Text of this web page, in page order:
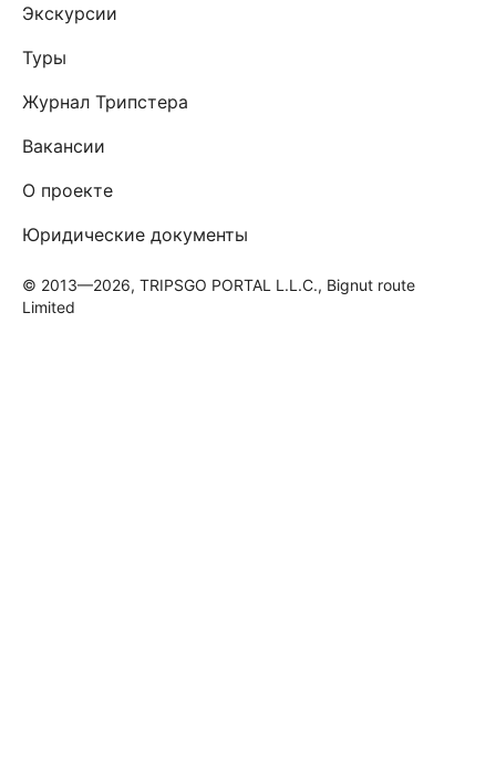
Экскурсии
Туры
Журнал Трипстера
Вакансии
О проекте
Юридические документы
© 2013—2026, TRIPSGO PORTAL L.L.C., Bignut route
Limited